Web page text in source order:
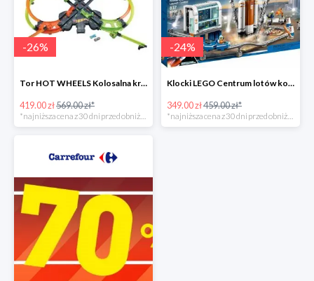
-26%
Tor HOT WHEELS Kolosalna kraksa -26%
419.00 zł569.00 zł*
*najniższa cena z 30 dni przed obniżką
-24%
Klocki LEGO Centrum lotów kosmicznych
349.00 zł459.00 zł*
*najniższa cena z 30 dni przed obniżką